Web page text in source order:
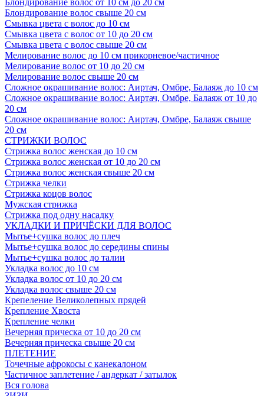
Блондирование волос от 10 см до 20 см
Блондирование волос свыше 20 см
Смывка цвета с волос до 10 см
Смывка цвета с волос от 10 до 20 см
Смывка цвета с волос свыше 20 см
Мелирование волос до 10 см прикорневое/частичное
Мелирование волос от 10 до 20 см
Мелирование волос свыше 20 см
Сложное окрашивание волос: Аиртач, Омбре, Балаяж до 10 см
Сложное окрашивание волос: Аиртач, Омбре, Балаяж от 10 до
20 см
Сложное окрашивание волос: Аиртач, Омбре, Балаяж свыше
20 см
СТРИЖКИ ВОЛОС
Стрижка волос женская до 10 см
Стрижка волос женская от 10 до 20 см
Стрижка волос женская свыше 20 см
Стрижка челки
Стрижка коцов волос
Мужская стрижка
Стрижка под одну насадку
УКЛАДКИ И ПРИЧЁСКИ ДЛЯ ВОЛОС
Мытье+сушка волос до плеч
Мытье+сушка волос до середины спины
Мытье+сушка волос до талии
Укладка волос до 10 см
Укладка волос от 10 до 20 см
Укладка волос свыше 20 см
Крепеление Великолепных прядей
Крепление Хвоста
Крепление челки
Вечерняя прическа от 10 до 20 см
Вечерняя прическа свыше 20 см
ПЛЕТЕНИЕ
Точечные афрокосы с канекалоном
Частичное заплетение / андеркат / затылок
Вся голова